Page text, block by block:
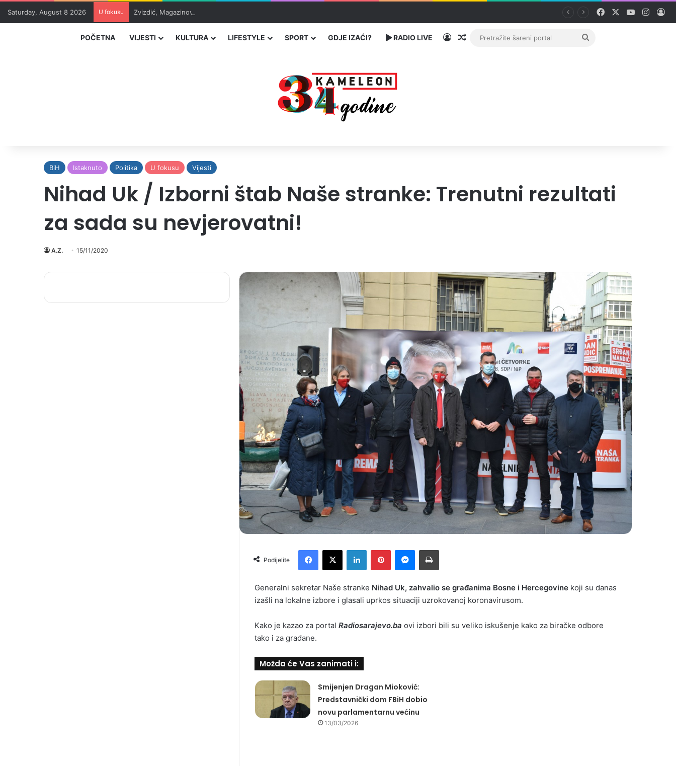
Saturday, August 8 2026 U fokusu Zvizdić, Magazinović i Kojović traže poseban status za Memorijalni centar Srebrenica Facebook YouTube
POČETNA VIJESTI KULTURA LIFESTYLE SPORT GDJE IZAĆI? RADIO LIVE PrijavaRandom članak
Pretražite
BiH Istaknuto Politika U fokusu Vijesti
Nihad Uk / Izborni štab Naše stranke: Trenutni rezultati
za sada su nevjerovatni!
A.Z. 15/11/2020
Podijelite
Generalni sekretar Naše stranke Nihad Uk, zahvalio se građanima Bosne i Hercegovine koji su danas
izašli na lokalne izbore i glasali uprkos situaciji uzrokovanoj koronavirusom.
Kako je kazao za portal Radiosarajevo.ba ovi izbori bili su veliko iskušenje kako za biračke odbore
tako i za građane.
Možda će Vas zanimati i:
Smijenjen Dragan Mioković:
Predstavnički dom FBiH dobio
novu parlamentarnu većinu
13/03/2026